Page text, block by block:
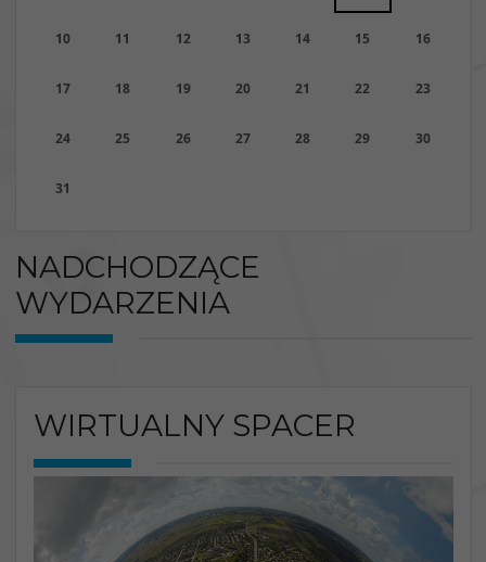
10 11 12 13 14 15 16
17 18 19 20 21 22 23
24 25 26 27 28 29 30
31
NADCHODZĄCE
WYDARZENIA
WIRTUALNY SPACER